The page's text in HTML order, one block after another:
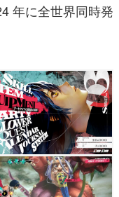
年に全世界同時発